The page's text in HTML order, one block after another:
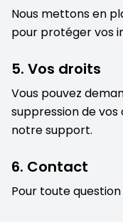
Nous mettons en
pour protéger vos
5. Vos droits
Vous pouvez
suppression de
notre support.
6. Contact
Pour toute question